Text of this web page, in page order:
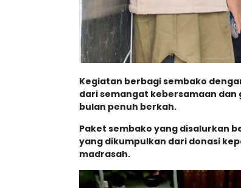
Kegiatan berbagi sembako
dari semangat kebersamaan
bulan penuh berkah.
Paket sembako yang disalurkan
yang dikumpulkan dari donasi
madrasah.